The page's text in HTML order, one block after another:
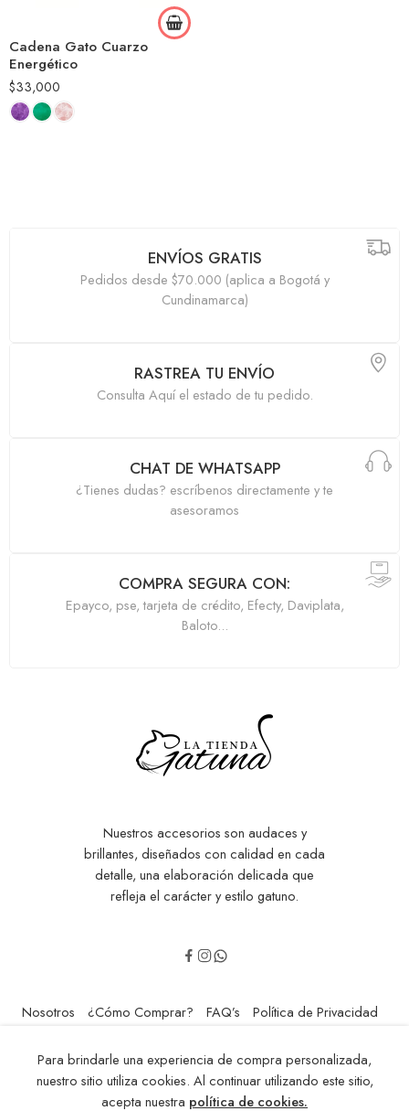
Cadena Gato Cuarzo
Energético
$33,000
ENVÍOS GRATIS
Pedidos desde $70.000 (aplica a Bogotá y
Cundinamarca)
RASTREA TU ENVÍO
Consulta Aquí el estado de tu pedido.
CHAT DE WHATSAPP
¿Tienes dudas? escríbenos directamente y te
asesoramos
COMPRA SEGURA CON:
Epayco, pse, tarjeta de crédito, Efecty, Daviplata,
Baloto...
Nuestros accesorios son audaces y
brillantes, diseñados con calidad en cada
detalle, una elaboración delicada que
refleja el carácter y estilo gatuno.
Nosotros ¿Cómo Comprar? FAQ’s
Política de Privacidad
© 2014-2024 - Todos los Derechos Reservados! Hecho con Amor
por: Mai Riveros
Para brindarle una experiencia de compra personalizada,
nuestro sitio utiliza cookies. Al continuar utilizando este sitio,
acepta nuestra política de cookies.